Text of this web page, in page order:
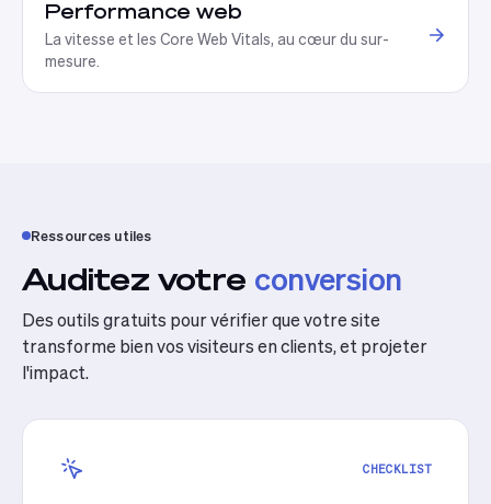
Performance web
La vitesse et les Core Web Vitals, au cœur du sur-
mesure.
Ressources utiles
Auditez votre conversion
Des outils gratuits pour vérifier que votre site
transforme bien vos visiteurs en clients, et projeter
l'impact.
CHECKLIST